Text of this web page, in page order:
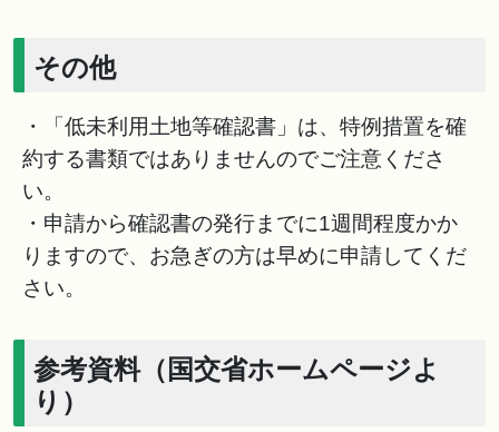
その他
・「低未利用土地等確認書」は、特例措置を確
約する書類ではありませんのでご注意くださ
い。
・申請から確認書の発行までに1週間程度かか
りますので、お急ぎの方は早めに申請してくだ
さい。
参考資料（国交省ホームページよ
り）